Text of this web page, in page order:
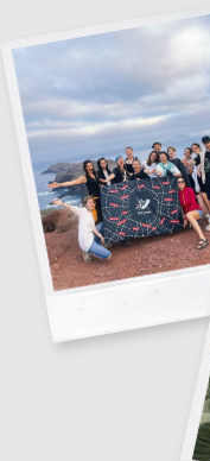
Дальше — обед, и
самый живописный парк
фламинго и рассмотрим
растительность, как будто
энциклопедию красоты.
Путь наверх — на
нами постепенно, и море
движения, как в детстве!
А вечером мы поедем в
едой, чтобы завершить день
Читать всю